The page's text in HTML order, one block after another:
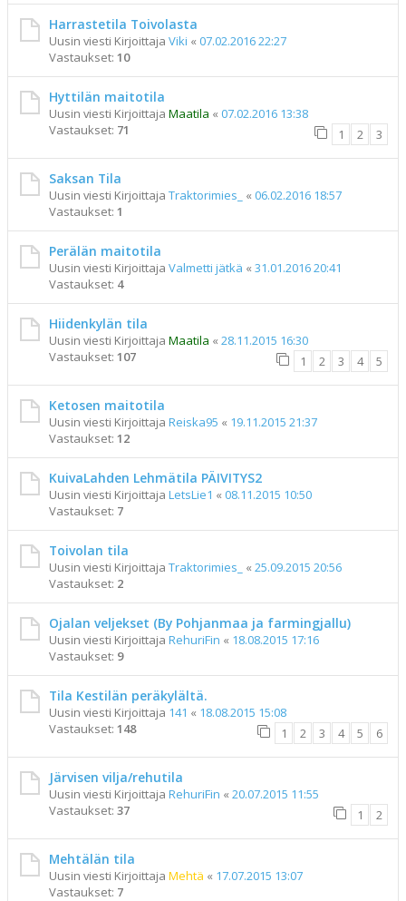
Harrastetila Toivolasta
Uusin viesti Kirjoittaja Viki « 07.02.2016 22:27
Vastaukset: 10
Hyttilän maitotila
Uusin viesti Kirjoittaja Maatila « 07.02.2016 13:38
Vastaukset: 71 1 2 3
Saksan Tila
Uusin viesti Kirjoittaja Traktorimies_ « 06.02.2016 18:57
Vastaukset: 1
Perälän maitotila
Uusin viesti Kirjoittaja Valmetti jätkä « 31.01.2016 20:41
Vastaukset: 4
Hiidenkylän tila
Uusin viesti Kirjoittaja Maatila « 28.11.2015 16:30
Vastaukset: 107 1 2 3 4 5
Ketosen maitotila
Uusin viesti Kirjoittaja Reiska95 « 19.11.2015 21:37
Vastaukset: 12
KuivaLahden Lehmätila PÄIVITYS2
Uusin viesti Kirjoittaja LetsLie1 « 08.11.2015 10:50
Vastaukset: 7
Toivolan tila
Uusin viesti Kirjoittaja Traktorimies_ « 25.09.2015 20:56
Vastaukset: 2
Ojalan veljekset (By Pohjanmaa ja farmingjallu)
Uusin viesti Kirjoittaja RehuriFin « 18.08.2015 17:16
Vastaukset: 9
Tila Kestilän peräkylältä.
Uusin viesti Kirjoittaja 141 « 18.08.2015 15:08
Vastaukset: 148 1 2 3 4 5 6
Järvisen vilja/rehutila
Uusin viesti Kirjoittaja RehuriFin « 20.07.2015 11:55
Vastaukset: 37 1 2
Mehtälän tila
Uusin viesti Kirjoittaja Mehtä « 17.07.2015 13:07
Vastaukset: 7